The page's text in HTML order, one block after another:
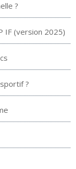
?
IF (version 2025)
?